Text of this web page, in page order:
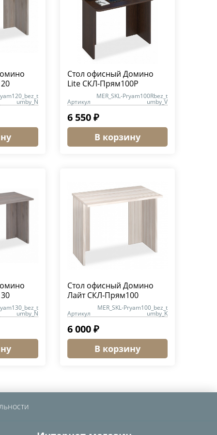
umby_N
Стол офисный Домино
Lite СКЛ-Прям100Р
Артикул
MER_SKL-Pryam100Rbez_t
umby_V
6 550 ₽
В корзину
umby_N
Стол офисный Домино
Лайт СКЛ-Прям100
Артикул
MER_SKL-Pryam100_bez_t
umby_K
6 000 ₽
В корзину